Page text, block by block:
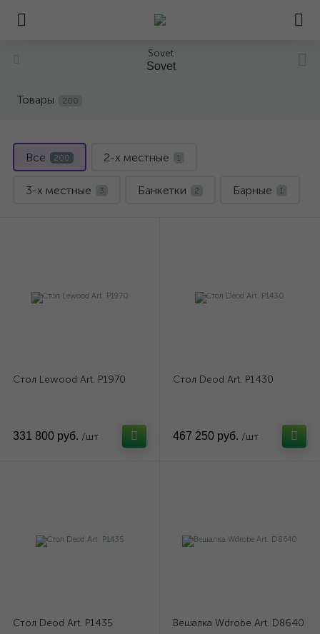
Sovet
Sovet
Товары 200
Все 200 2-х местные 1
3-х местные 3 Банкетки 2 Барные 1
Кресла
Стол Lewood Art. P1970
331 800 руб. /шт
Стол Deod Art. P1430
467 250 руб. /шт
Стол Deod Art. P1435 Вешалка Wdrobe Art. D8640